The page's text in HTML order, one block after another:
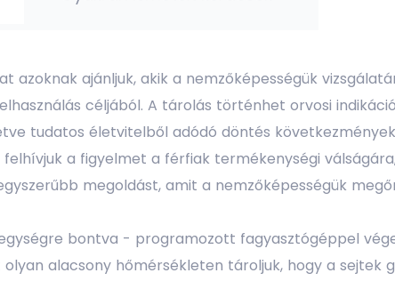
azoknak ajánljuk, akik a nemzőképességük
céljából. A tárolás történhet orvosi
tudatos életvitelből adódó döntés
a figyelmet a férfiak termékenységi
megoldást, amit a nemzőképességük
bontva - programozott fagyasztógéppel
alacsony hőmérsékleten tároljuk, hogy a sejtek